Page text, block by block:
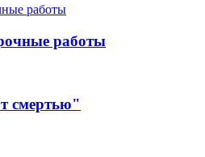
работы
смертью"